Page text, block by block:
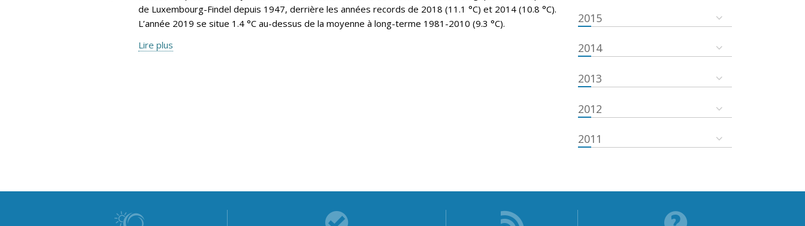
de Luxembourg-Findel depuis 1947, derrière les années records de 2018 (11.1 °C) et 2014 (10.8 °C).
L’année 2019 se situe 1.4 °C au-dessus de la moyenne à long-terme 1981-2010 (9.3 °C).
Lire plus
2015
2014
2013
2012
2011